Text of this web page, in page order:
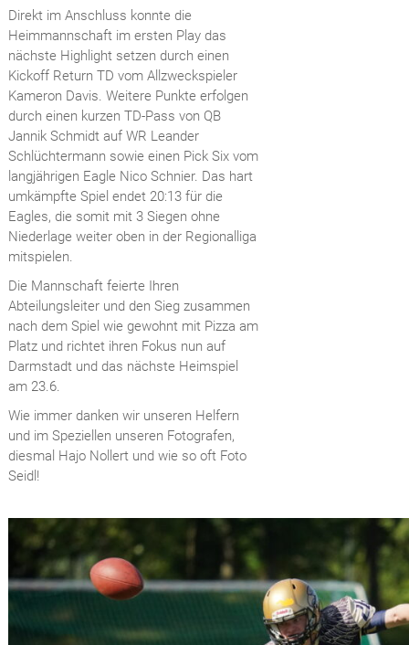
Direkt im Anschluss konnte die
Heimmannschaft im ersten Play das
nächste Highlight setzen durch einen
Kickoff Return TD vom Allzweckspieler
Kameron Davis. Weitere Punkte erfolgen
durch einen kurzen TD-Pass von QB
Jannik Schmidt auf WR Leander
Schlüchtermann sowie einen Pick Six vom
langjährigen Eagle Nico Schnier. Das hart
umkämpfte Spiel endet 20:13 für die
Eagles, die somit mit 3 Siegen ohne
Niederlage weiter oben in der Regionalliga
mitspielen.
Die Mannschaft feierte Ihren
Abteilungsleiter und den Sieg zusammen
nach dem Spiel wie gewohnt mit Pizza am
Platz und richtet ihren Fokus nun auf
Darmstadt und das nächste Heimspiel
am 23.6.
Wie immer danken wir unseren Helfern
und im Speziellen unseren Fotografen,
diesmal Hajo Nollert und wie so oft Foto
Seidl!